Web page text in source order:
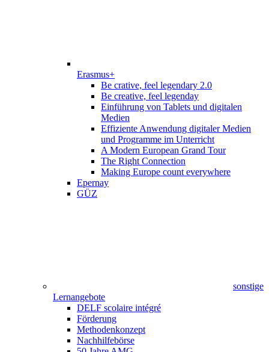
Erasmus+
Be crative, feel legendary 2.0
Be creative, feel legenday
Einführung von Tablets und digitalen
Medien
Effiziente Anwendung digitaler Medien
und Programme im Unterricht
A Modern European Grand Tour
The Right Connection
Making Europe count everywhere
Epernay
GÜZ
sonstige
Lernangebote
DELF scolaire intégré
Förderung
Methodenkonzept
Nachhilfebörse